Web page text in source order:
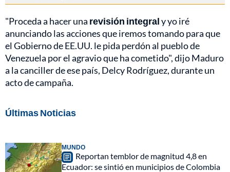
"Proceda a hacer una revisión integraly yo iré
anunciando las acciones que iremos tomando para que
el Gobierno de EE.UU. le pida perdón al pueblo de
Venezuela por el agravio que ha cometido", dijo Maduro
a la canciller de ese país, Delcy Rodríguez, durante un
acto de campaña.
Últimas Noticias
MUNDO
Reportan temblor de magnitud 4,8 en
Ecuador: se sintió en municipios de Colombia